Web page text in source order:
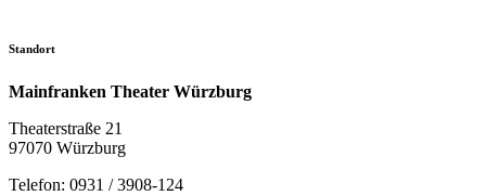
Standort
Mainfranken Theater Würzburg
Theaterstraße 21
97070 Würzburg
Telefon: 0931 / 3908-124